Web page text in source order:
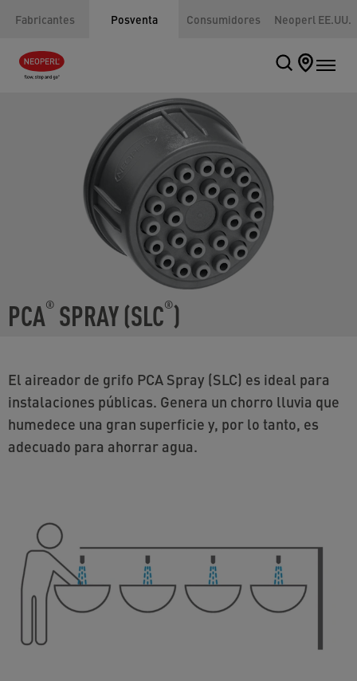
Fabricantes Posventa Consumidores Neoperl EE.UU.
PCA® SPRAY (SLC®)
El aireador de grifo PCA Spray (SLC) es ideal para
instalaciones públicas. Genera un chorro lluvia que
humedece una gran superficie y, por lo tanto, es
adecuado para ahorrar agua.